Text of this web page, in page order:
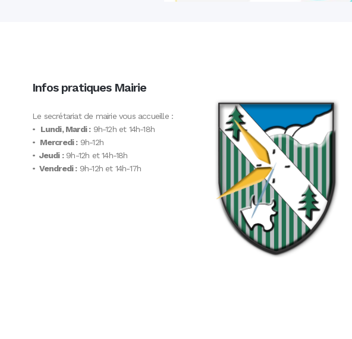
Infos pratiques Mairie
Le secrétariat de mairie vous accueille :
• Lundi, Mardi :9h-12h et 14h-18h
• Mercredi :9h-12h
• Jeudi :9h-12h et 14h-18h
• Vendredi :9h-12h et 14h-17h